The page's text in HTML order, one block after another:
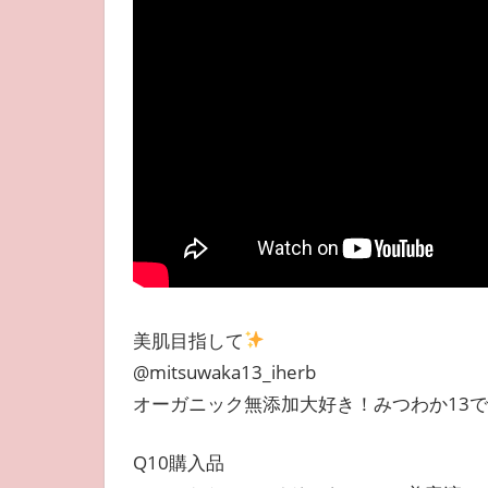
美肌目指して
@mitsuwaka13_iherb
オーガニック無添加大好き！みつわか13
Q10購入品